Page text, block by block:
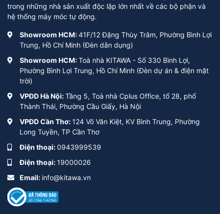
trong những nhà sản xuất độc lập lớn nhất về các bộ phận và
hệ thống máy móc tự động.
Showroom HCM:41F/12 Đặng Thùy Trâm, Phường Bình Lợi
Trung, Hồ Chí Minh (Đèn dân dụng)
Showroom HCM:Toà nhà KITAWA - Số 330 Bình Lợi,
Phường Bình Lợi Trung, Hồ Chí Minh (Đèn dự án & điện mặt
trời)
VPĐD Hà Nội:Tầng 5, Toà nhà Cplus Office, tổ 28, phố
Thành Thái, Phường Cầu Giấy, Hà Nội
VPĐD Cần Thơ:124 Võ Văn Kiệt, KV Bình Trung, Phường
Long Tuyền, TP Cần Thơ
Điện thoại:0943999539
Điện thoại:19000026
Email: info@kitawa.vn